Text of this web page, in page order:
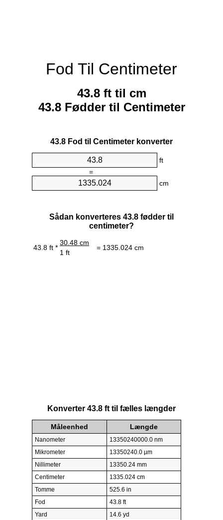
Fod Til Centimeter
43.8 ft til cm
43.8 Fødder til Centimeter
43.8 Fod til Centimeter konverter
ft
=
cm
Sådan konverteres 43.8 fødder til
centimeter?
43.8 ft *
30.48 cm
= 1335.024 cm
1 ft
Konverter 43.8 ft til fælles længder
Måleenhed Længde
Nanometer
13350240000.0 nm
Mikrometer
13350240.0 µm
Nillimeter
13350.24 mm
Centimeter
1335.024 cm
Tomme
525.6 in
Fod
43.8 ft
Yard
14.6 yd